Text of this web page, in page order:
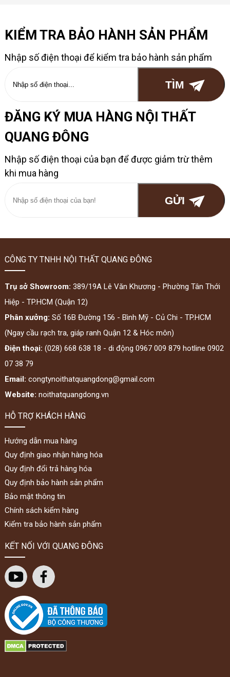
KIỂM TRA BẢO HÀNH SẢN PHẨM
Nhập số điện thoại để kiểm tra bảo hành sản phẩm
ĐĂNG KÝ MUA HÀNG NỘI THẤT
QUANG ĐÔNG
Nhập số điện thoại của bạn để được giảm trừ thêm
khi mua hàng
CÔNG TY TNHH NỘI THẤT QUANG ĐÔNG
Trụ sở Showroom: 389/19A Lê Văn Khương - Phường Tân Thới
Hiệp - TP.HCM (Quận 12)
Phân xưởng: Số 16B Đường 156 - Bình Mỹ - Củ Chi - TP.HCM
(Ngay cầu rạch tra, giáp ranh Quận 12 & Hóc môn)
Điện thoại: (028) 668 638 18 - di động 0967 009 879 hotline 0902
07 38 79
Email: congtynoithatquangdong@gmail.com
Website: noithatquangdong.vn
HỖ TRỢ KHÁCH HÀNG
Hướng dẫn mua hàng
Quy định giao nhận hàng hóa
Quy định đổi trả hàng hóa
Quy định bảo hành sản phẩm
Bảo mật thông tin
Chính sách kiểm hàng
Kiểm tra bảo hành sản phẩm
KẾT NỐI VỚI QUANG ĐÔNG